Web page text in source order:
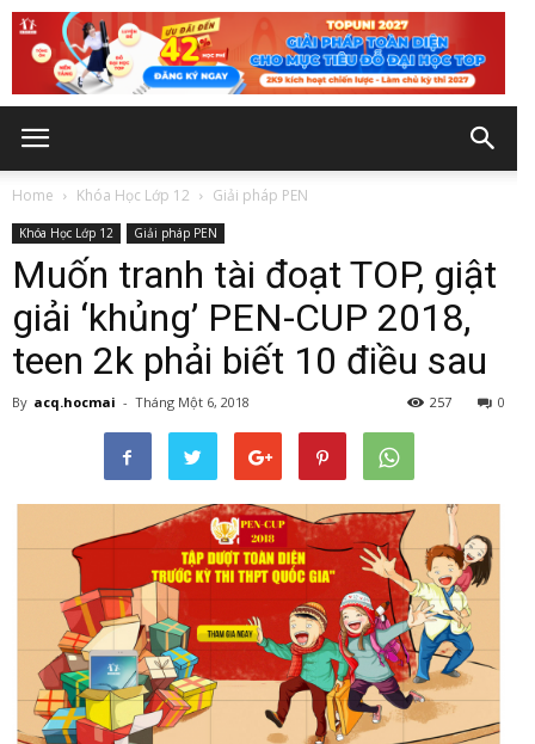
Home Khóa Học Lớp 12 Giải pháp PEN
Khóa Học Lớp 12 Giải pháp PEN
Muốn tranh tài đoạt TOP, giật
giải ‘khủng’ PEN-CUP 2018,
teen 2k phải biết 10 điều sau
By acq.hocmai - Tháng Một 6, 2018 0
257